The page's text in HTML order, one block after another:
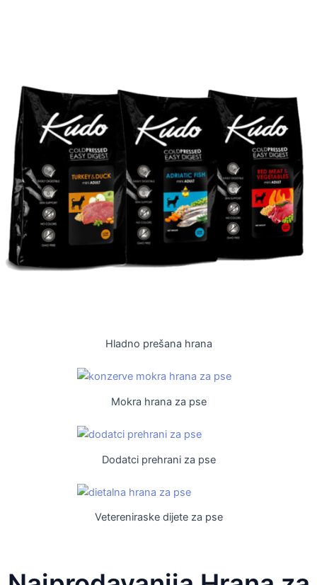
Hladno prešana hrana
Mokra hrana za pse
Dodatci prehrani za pse
Vetereniraske dijete za pse